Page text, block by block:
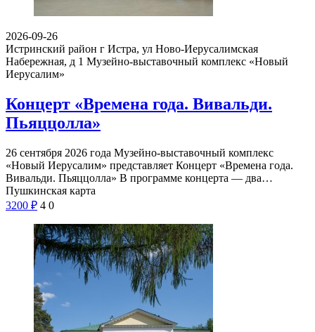
2026-09-26
Истринский район г Истра, ул Ново-Иерусалимская
Набережная, д 1 Музейно-выставочный комплекс «Новый
Иерусалим»
Концерт «Времена года. Вивальди.
Пьяццолла»
26 сентября 2026 года Музейно-выставочный комплекс
«Новый Иерусалим» представляет Концерт «Времена года.
Вивальди. Пьяццолла» В программе концерта — два…
Пушкинская карта
3200 ₽ 4 0